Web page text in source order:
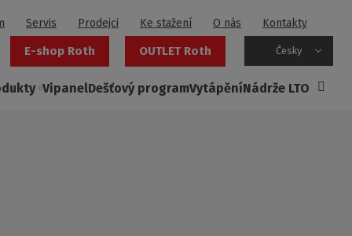
Servis Prodejci Ke stažení O nás Kontakty
E-shop Roth OUTLET Roth Česky
VipanelDešťový programVytápěníNádrže LTO